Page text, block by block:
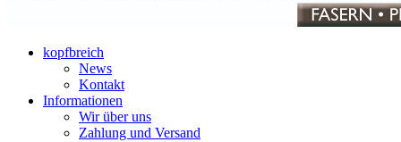
kopfbreich
News
Kontakt
Informationen
Wir über uns
Zahlung und Versand